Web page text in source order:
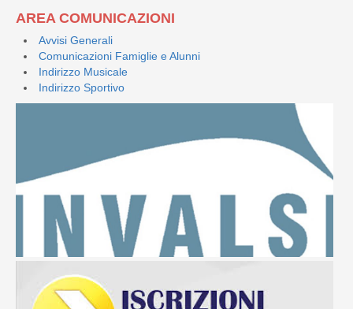
AREA COMUNICAZIONI
Avvisi Generali
Comunicazioni Famiglie e Alunni
Indirizzo Musicale
Indirizzo Sportivo